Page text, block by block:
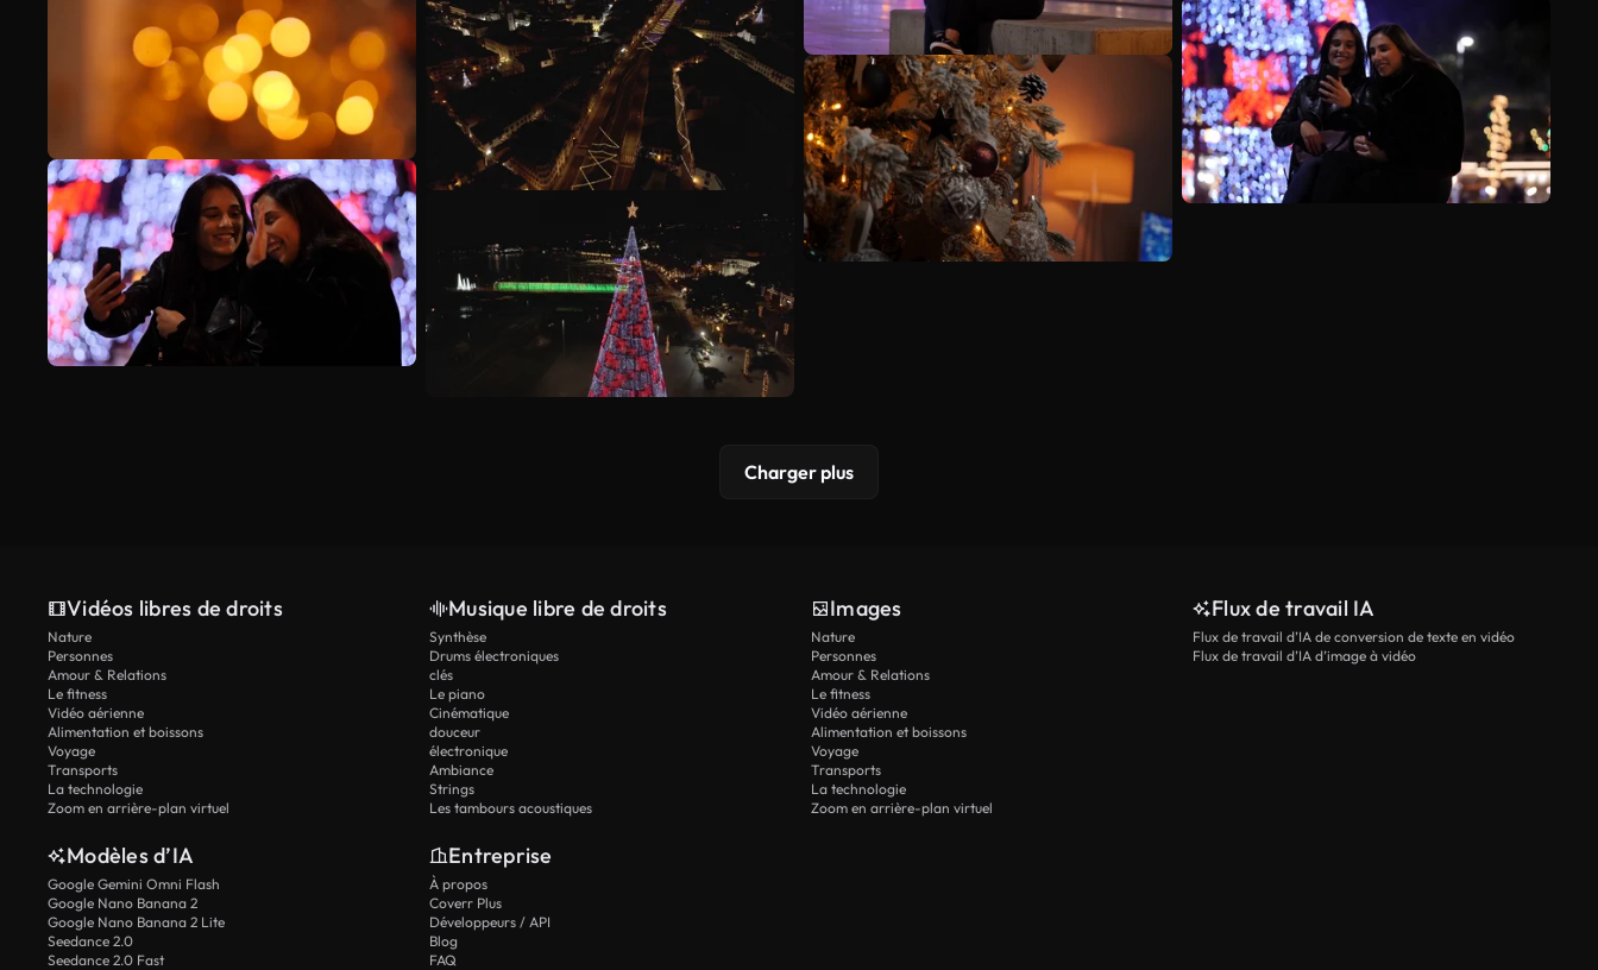
Charger plus
Vidéos libres de droits
Nature
Personnes
Amour & Relations
Le fitness
Vidéo aérienne
Alimentation et boissons
Voyage
Transports
La technologie
Zoom en arrière-plan virtuel
Musique libre de droits
Synthèse
Drums électroniques
clés
Le piano
Cinématique
douceur
électronique
Ambiance
Strings
Les tambours acoustiques
Images
Nature
Personnes
Amour & Relations
Le fitness
Vidéo aérienne
Alimentation et boissons
Voyage
Transports
La technologie
Zoom en arrière-plan virtuel
Flux de travail IA
Flux de travail d’IA de conversion de texte en vidéo
Flux de travail d’IA d’image à vidéo
Modèles d’IA
Google Gemini Omni Flash
Google Nano Banana 2
Google Nano Banana 2 Lite
Seedance 2.0
Seedance 2.0 Fast
Entreprise
À propos
Coverr Plus
Développeurs / API
Blog
FAQ